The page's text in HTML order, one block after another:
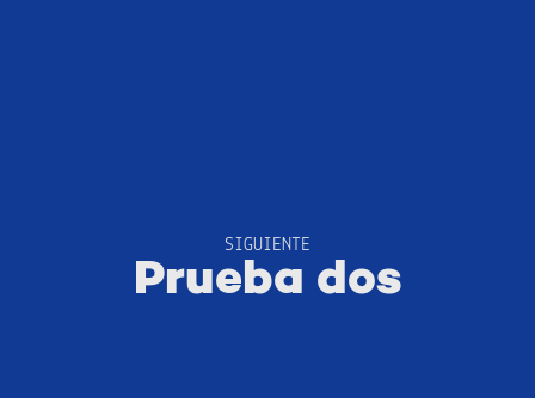
SIGUIENTE
Prueba dos